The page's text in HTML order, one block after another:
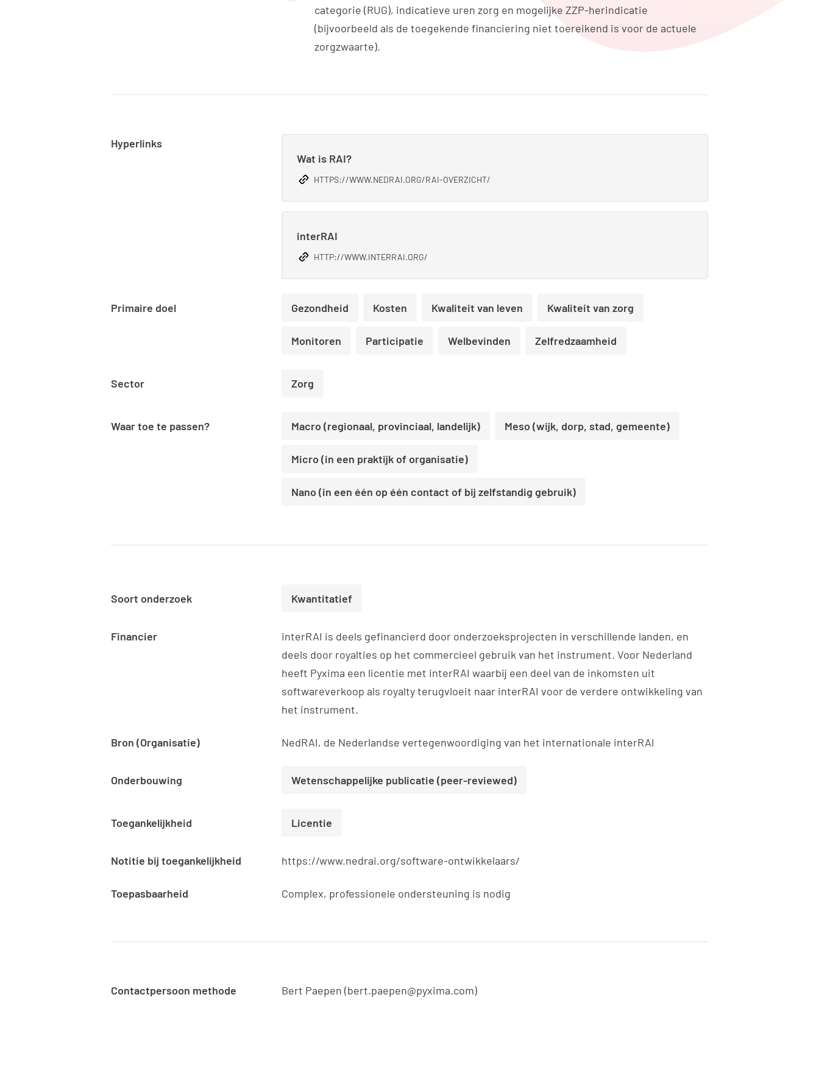
categorie (RUG), indicatieve uren zorg en mogelijke ZZP-herindicatie
(bijvoorbeeld als de toegekende financiering niet toereikend is voor de actuele
zorgzwaarte).
Hyperlinks
Wat is RAI?
HTTPS://WWW.NEDRAI.ORG/RAI-OVERZICHT/
interRAI
HTTP://WWW.INTERRAI.ORG/
Primaire doel Gezondheid Kosten Kwaliteit van leven Kwaliteit van zorg
Monitoren Participatie Welbevinden Zelfredzaamheid
Sector Zorg
Waar toe te passen? Macro (regionaal, provinciaal, landelijk) Meso (wijk, dorp, stad, gemeente)
Micro (in een praktijk of organisatie)
Nano (in een één op één contact of bij zelfstandig gebruik)
Soort onderzoek Kwantitatief
Financier
interRAI is deels gefinancierd door onderzoeksprojecten in verschillende landen, en
deels door royalties op het commercieel gebruik van het instrument. Voor Nederland
heeft Pyxima een licentie met interRAI waarbij een deel van de inkomsten uit
softwareverkoop als royalty terugvloeit naar interRAI voor de verdere ontwikkeling van
het instrument.
Bron (Organisatie) NedRAI, de Nederlandse vertegenwoordiging van het internationale interRAI
Onderbouwing Wetenschappelijke publicatie (peer-reviewed)
Toegankelijkheid Licentie
Notitie bij toegankelijkheid https://www.nedrai.org/software-ontwikkelaars/
Toepasbaarheid Complex, professionele ondersteuning is nodig
Contactpersoon methode Bert Paepen (bert.paepen@pyxima.com)